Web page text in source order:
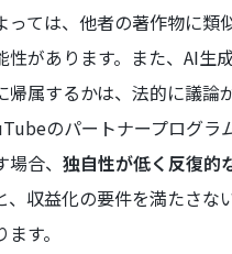
っては、他者の著作物に類
性があります。また、AI生
帰属するかは、法的に議論
のパートナープログラ
場合、独自性が低く反復的
、収益化の要件を満たさな
す。